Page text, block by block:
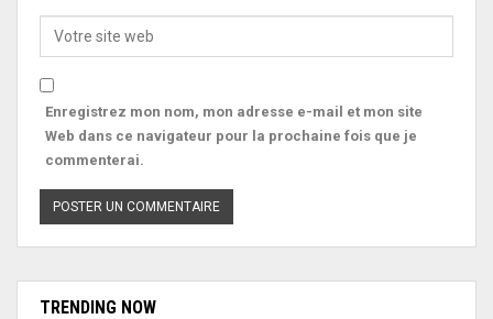
Enregistrez mon nom, mon adresse e-mail et mon site
Web dans ce navigateur pour la prochaine fois que je
commenterai.
TRENDING NOW